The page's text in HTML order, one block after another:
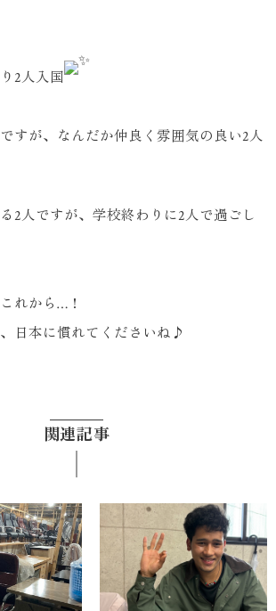
2人入国
すが、なんだか仲良く雰囲気の良い2人
2人ですが、学校終わりに2人で過ごし
れから…！
日本に慣れてくださいね♪
関連記事